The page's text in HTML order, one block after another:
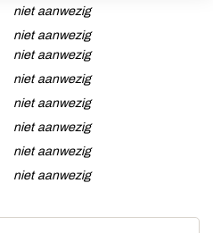
niet aanwezig
niet aanwezig
niet aanwezig
niet aanwezig
niet aanwezig
niet aanwezig
niet aanwezig
niet aanwezig